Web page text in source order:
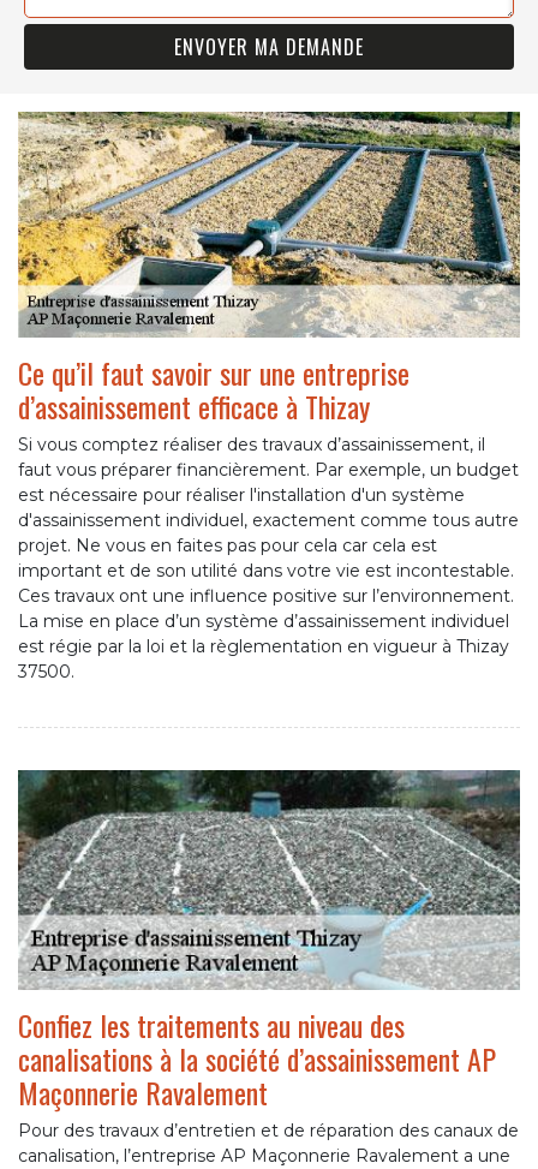
Ce qu’il faut savoir sur une entreprise
d’assainissement efficace à Thizay
Si vous comptez réaliser des travaux d’assainissement, il
faut vous préparer financièrement. Par exemple, un budget
est nécessaire pour réaliser l'installation d'un système
d'assainissement individuel, exactement comme tous autre
projet. Ne vous en faites pas pour cela car cela est
important et de son utilité dans votre vie est incontestable.
Ces travaux ont une influence positive sur l’environnement.
La mise en place d’un système d’assainissement individuel
est régie par la loi et la règlementation en vigueur à Thizay
37500.
Confiez les traitements au niveau des
canalisations à la société d’assainissement AP
Maçonnerie Ravalement
Pour des travaux d’entretien et de réparation des canaux de
canalisation, l’entreprise AP Maçonnerie Ravalement a une